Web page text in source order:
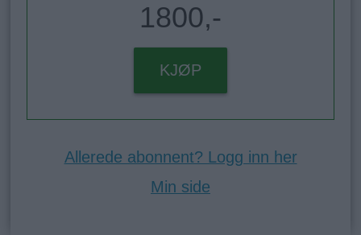
1800,-
KJØP
Allerede abonnent? Logg inn her
Min side